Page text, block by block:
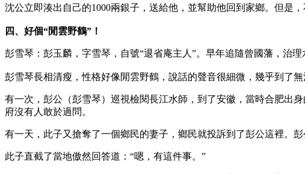
沈公立即湊出自己的1000兩銀子，送給他，並幫助他回到家鄉。但是，
四、好個“閒雲野鶴”！
彭雪琴：彭玉麟，字雪琴，自號“退省庵主人”。早年追隨曾國藩，治
彭雪琴長相清瘦，性格好像閒雲野鶴，說話的聲音很細微，幾乎到了
有一次，彭公（彭雪琴）巡視檢閱長江水師，到了安徽，當時合肥出
府沒有人敢於過問。
有一天，此子又搶奪了一個鄉民的妻子，鄉民就投訴到了彭公這裡。
此子直截了當地傲然回答道：“嗯，有這件事。”